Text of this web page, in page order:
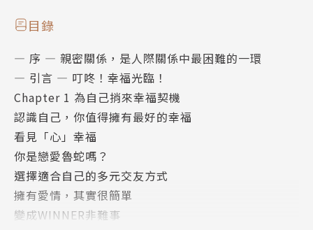
進一步擁有屬於自己的幸福。
如果你常面對這些問題：
不知道自己要什麼；
不知道如何開啟新關係；
急就章反而讓幸福溜走；
談起戀愛卻迷失了自我；
不知如何開啟互動話題；
始終停留在友達以上，戀人未滿的階段……
透過紅娘化身「幸福專賣店」，呈現單身男女初識、交
目錄
— 序 — 親密關係，是人際關係中最困難的一環
— 引言 — 叮咚！幸福光臨！
Chapter 1 為自己捎來幸福契機
認識自己，你值得擁有最好的幸福
看見「心」幸福
你是戀愛魯蛇嗎？
選擇適合自己的多元交友方式
擁有愛情，其實很簡單
變成WINNER非難事